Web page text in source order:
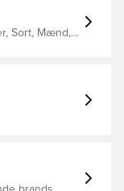
Sort, Mænd,